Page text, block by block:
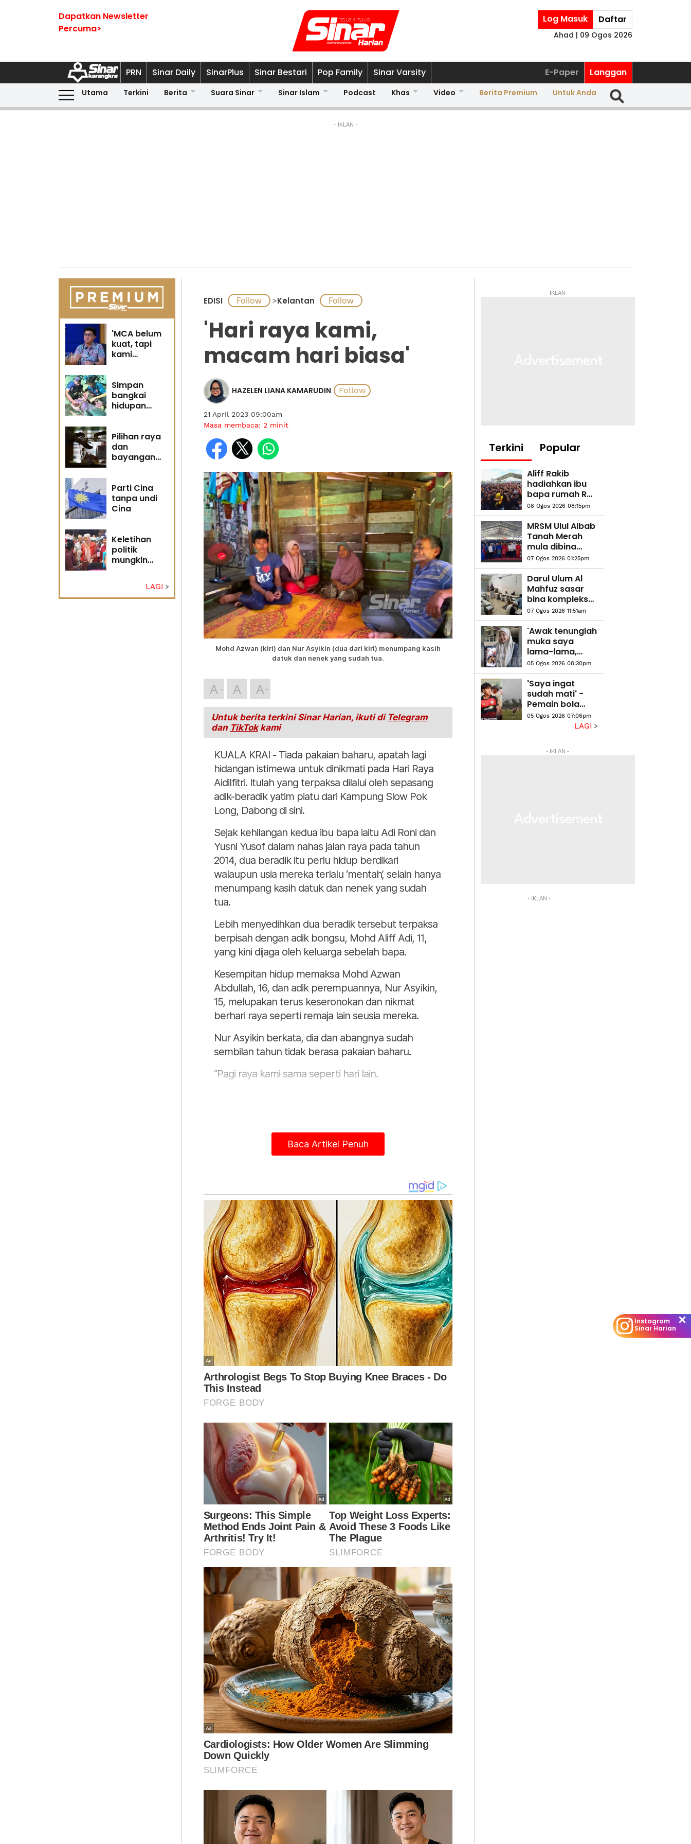
Dapatkan Newsletter
Percuma>
Log Masuk Daftar
Ahad | 09 Ogos 2026
PRN Sinar Daily SinarPlus Sinar Bestari Pop Family Sinar Varsity E-Paper Langgan
Utama Terkini Berita Suara Sinar Sinar Islam Podcast Khas Video Berita Premium Untuk Anda
- IKLAN -
'MCA belum
kuat, tapi
kami
Simpan
bangkai
hidupan
Pilihan raya
dan
bayangan
Parti Cina
tanpa undi
Cina
Keletihan
politik
mungkin
Penganalisis
LAGI
EDISI >Kelantan
'Hari raya kami,
macam hari biasa'
HAZELEN LIANA KAMARUDIN
21 April 2023 09:00am
Masa membaca: 2 minit
Mohd Azwan (kiri) dan Nur Asyikin (dua dari kiri) menumpang kasih
datuk dan nenek yang sudah tua.
A A A
Untuk berita terkini Sinar Harian, ikuti di Telegram
dan TikTokkami
KUALA KRAI - Tiada pakaian baharu, apatah lagi
hidangan istimewa untuk dinikmati pada Hari Raya
Aidilfitri. Itulah yang terpaksa dilalui oleh sepasang
adik-beradik yatim piatu dari Kampung Slow Pok
Long, Dabong di sini.
Sejak kehilangan kedua ibu bapa iaitu Adi Roni dan
Yusni Yusof dalam nahas jalan raya pada tahun
2014, dua beradik itu perlu hidup berdikari
walaupun usia mereka terlalu ‘mentah’, selain hanya
menumpang kasih datuk dan nenek yang sudah
tua.
Lebih menyedihkan dua beradik tersebut terpaksa
berpisah dengan adik bongsu, Mohd Aliff Adi, 11,
yang kini dijaga oleh keluarga sebelah bapa.
Kesempitan hidup memaksa Mohd Azwan
Abdullah, 16, dan adik perempuannya, Nur Asyikin,
15, melupakan terus keseronokan dan nikmat
berhari raya seperti remaja lain seusia mereka.
Nur Asyikin berkata, dia dan abangnya sudah
sembilan tahun tidak berasa pakaian baharu.
“Pagi raya kami sama seperti hari lain.
“Kami sudah biasa dengan keadaan tersebut,”
katanya kepada Sinar Harian.
Jelas remaja itu, melihat orang lain bergembira
dengan keluarga memaksa mereka hanya berada
di rumah.
Ujar Nur Asyikin, ketika itu rindu terhadap ibu dan
ayah mereka mula ‘membuak-buak’ sehingga
menitiskan air mata.
Tambahnya, mereka perlu tabah dan sedar diri
kerana dengan pendapatan abangnya sebanyak
RM50 seminggu sebagai penoreh getah hanya
cukup untuk berbelanja makan sahaja.
“Setakat ini kami tidak pernah kelaparan, walaupun
adakalanya perlu mencatu makanan,” katanya.
Nur Asyikin memberitahu, dia dan Mohd Azwan
juga sudah lama tidak bersekolah.
Berita Telus & Tulus menerusi
E-Mel setiap hari!
Dia berkata, bukan tidak mahu namun kesempitan
Tambahnya, pada masa sama mereka tidak mahu
menyusahkan datuk serta nenek, Yusof Muda, 61,
dan Roslah Aziz, 60, yang juga hidup dalam
Baca Artikel Penuh
- IKLAN -
Terkini Popular
Aliff Rakib
hadiahkan ibu
bapa rumah RM1
juta, umum
bakal kahwin
gadis Thailand
08 Ogos 2026 08:15pm
MRSM Ulul Albab
Tanah Merah
mula dibina
suku pertama
tahun depan
07 Ogos 2026 01:25pm
Darul Ulum Al
Mahfuz sasar
bina kompleks
tahfiz baharu
07 Ogos 2026 11:51am
'Awak tenunglah
muka saya
lama-lama,
nanti saya dah
tiada sudah
tidak boleh
tengok'
05 Ogos 2026 08:30pm
'Saya ingat
sudah mati' -
Pemain bola
sepak kongsi
detik cemas
05 Ogos 2026 07:06pm
LAGI
- IKLAN -
- IKLAN -
Instagram
Sinar Harian